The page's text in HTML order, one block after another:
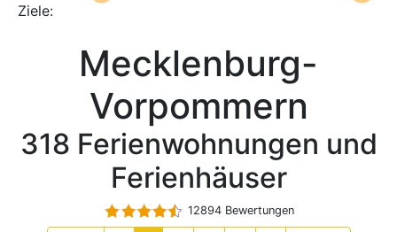
Kamin
Ferienwohnungen
Ferienhäuser
Urlaub mit Hund
Parkplatz (ggf. Gebühr)
Behindertenfreundlich
Ziele:
Mecklenburg-
Vorpommern
318 Ferienwohnungen und
Ferienhäuser
12894 Bewertungen